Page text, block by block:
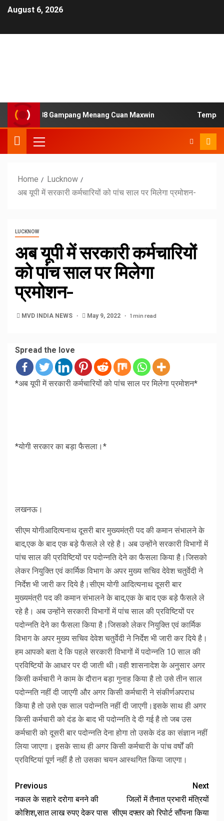
August 6, 2026
Jaya88 Gampang Menang Cuan Maxwin Tempat
Home
Lucknow
अब यूपी में सरकारी कर्मचारियों को पांच साल पर मिलेगा प्रमोशन-
LUCKNOW
अब यूपी में सरकारी कर्मचारियों
को पांच साल पर मिलेगा
प्रमोशन-
MVD INDIA NEWS May 9, 2022 1 min read
Spread the love
*अब यूपी में सरकारी कर्मचारियों को पांच साल पर मिलेगा प्रमोशन*
*योगी सरकार का बड़ा फैसला।*
लखनऊ।
सीएम योगीआदित्यनाथ दूसरी बार मुख्यमंत्री पद की कमान संभालने के
बाद,एक के बाद एक बड़े फैसले ले रहे है। अब उन्होंने सरकारी विभागों में
पांच साल की प्रविष्टियों पर पदोन्नति देने का फैसला किया है।जिसको
लेकर नियुक्ति एवं कार्मिक विभाग के अपर मुख्य सचिव देवेश चतुर्वेदी ने
निर्देश भी जारी कर दिये है।सीएम योगी आदित्यनाथ दूसरी बार
मुख्यमंत्री पद की कमान संभालने के बाद,एक के बाद एक बड़े फैसले ले
रहे है। अब उन्होंने सरकारी विभागों में पांच साल की प्रविष्टियों पर
पदोन्नति देने का फैसला किया है।जिसको लेकर नियुक्ति एवं कार्मिक
विभाग के अपर मुख्य सचिव देवेश चतुर्वेदी ने निर्देश भी जारी कर दिये है।
हम आपको बता दे कि पहले सरकारी विभागों में पदोन्नति 10 साल की
प्रविष्टियों के आधार पर दी जाती थी।वही शासनादेश के अनुसार अगर
किसी कर्मचारी ने काम के दौरान बड़ा गुनाह किया है तो उसे तीन साल
पदोन्नति नहीं दी जाएगी और अगर किसी कर्मचारी ने संकीर्णअपराध
किया है तो उसे एक साल पदोन्नति नहीं दी जाएगी।इसके साथ ही अगर
किसी कर्मचारी को दंड के बाद भी पदोन्नति दे दी गई है तो जब उस
कर्मचारी को दूसरी बार पदोन्नति देना होगा तो उसके दंड का संज्ञान नहीं
लिया जाएगा। इसके साथ ही अगर किसी कर्मचारी के पांच वर्षों की
प्रविष्टियां पूर्ण नहीं है तो उसका चयन आस्थगित किया जाएगा।
Previous
नकल के सहारे दरोगा बनने की
कोशिश,सात लाख रुपए देकर पास
Next
जिलों में तैनात प्रभारी मंत्रियों
सीएम दफ्तर को रिपोर्ट सौंपना किया